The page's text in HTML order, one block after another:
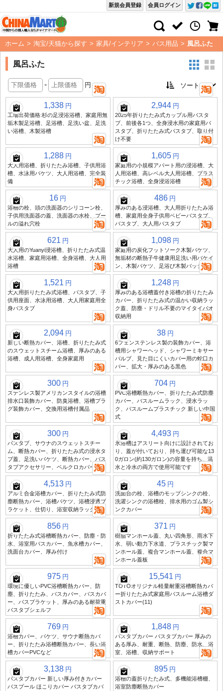
会員ログイン
新規会員登録
ホーム > 淘宝/天猫から探す > 家具/インテリア > バス用品 > 風呂ふた
風呂ふた
- 円
1,338 円
工場出荷価格:杉の足浸浴浴槽、家庭用無
垢木製足浴槽、足浴槽、足洗い盆、足洗
い浴槽、木製浴槽
2,944 円
2025年折りたたみ式カップル用バスタ
ブ、前後各1つ、全身浸水用の家庭用バ
スタブ、折りたたみ式バスタブ、取り付
け不要
1,288 円
大人用浴槽、折りたたみ浴槽、子供用浴
槽、水泳用バケツ、大人用浴槽、完全装
備
1,605 円
家庭用の小規模アパート用の浸浴槽、大
人用浴槽、高レベル大人用浴槽、プラス
チック浴槽、全身浸浴浴槽
16 円
浴槽の栓、頭の洗面器のシリコーン栓、
子供用洗面器の蓋、洗面器の水栓、プー
ルの溢れ穴栓
486 円
厚みのある浸浴槽、大人用折りたたみ浴
槽、家庭用全身子供用ベビーバスタブ、
バスタブ、大人用バスタブ
621 円
大人用のYuanyi浸浴槽、折りたたみ式温
水浴槽、家庭用浴槽、全身浴槽、大人用
浴槽
1,098 円
家庭用の炭化フットソーク木製バケツ、
無垢材の断熱子牛健康用足洗い用バケイ
ン、木製バケツ、足浴び木製バッシン
1,521 円
大人用折りたたみ式浴槽、バスタブ、子
供用座面、水泳用浴槽、大人用家庭用全
身バスタブ
1,248 円
厚みのある浴槽蓋付き浴槽の折りたたみ
カバー、折りたたみ式の温かい収納ラッ
ク蓋、防塵・ドリル不要のマイタイバオ
収納用
2,094 円
新しい断熱カバー、浴槽、折りたたみ式
のスウェットスチーム浴槽、厚みのある
浴槽、成人用浴槽、全身家庭用
38 円
6フェンステンレス製の装飾カバー、浴
槽用シャワーヘッド、シャワーミキサー
バルブ、見た目にくいカバー用の蛇口カ
バー、拡大・厚みのある黒色
300 円
ステンレス製アメリカンスタイルの浴槽
排水口装飾カバー、防臭浴槽、浴槽プラ
グ装飾カバー、交換用浴槽付属品
704 円
PVC浴槽断熱カバー、折りたたみ式防塵
カバー、バスルームラック、浸水ラッ
ク、バスルームプラスチック 新しい中国
式
300 円
バスタブ、サウナのスウェットスチー
ム、断熱カバー、折りたたみ式の浸水タ
ブ蓋、足洗いバケツ、断熱カバー、バス
タブアクセサリー、ベルクロカバー
4,493 円
氷浴槽はアスリート向けに設計されてお
り、蓋が付いており、持ち運び可能な13
0ガロン(約130ガロン)の容量を持ち、温
水と冷水の両方で使用可能です
4,513 円
アルミ合金浴槽カバー、折りたたみ式防
塵断熱カバー、浴槽バケツ、浴槽浸透ブ
ラケット、仕切り、浴室収納ラック
45 円
洗面台の栓、浴槽のモップシンクの栓、
洗濯シンクの浴槽栓、排水用のゴム製シ
ンクカバー
856 円
折りたたみ式浴槽断熱カバー、防塵・防
水、浴室用バスカバー、魚水槽カバー、
洗面台カバー、厚み付け
371 円
樹脂マンホール蓋、丸い四角形、雨水下
水、弱い動力下水道、プラスチック製マ
ンホール蓋、複合マンホール蓋、複合マ
ンホール蓋板
975 円
環境に優しいPVC浴槽断熱カバー、防
塵、折りたたみ、バスカバー、バスカバ
ー、バスブラケット、厚みのある耐荷重
バスタブシェルフ
15,541 円
TOTOオリジナル軽量耐重浴槽断熱カバ
ー折りたたみ式家庭用バスルーム浴槽ダ
ストカバー(11)
769 円
浴槽カバー、バケツ、サウナ断熱カバ
ー、折りたたみ浴槽断熱カバー、長い浴
槽カバーPVCなど
1,848 円
バスタブカバー バスタブカバー 厚みの
ある厚み、耐重、断熱、防塵、防水、浴
室、浴槽、収納サポート
3,138 円
バスタブカバー 新しい厚み付きカバー
バスプール ほこりカバー バスタブカバ
895 円
浴槽の蓋折りたたみ式、多機能浴槽棚、
浴室防塵断熱カバー